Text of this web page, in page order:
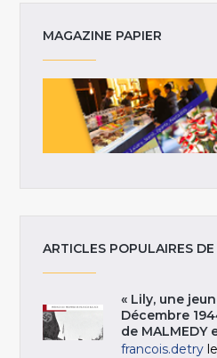
MAGAZINE PAPIER
ARTICLES POPULAIRES
« Lily, une
Décembre
de MALMEDY
francois.detry